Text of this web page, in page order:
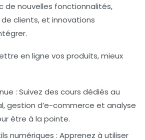
de nouvelles fonctionnalités,
clients, et innovations
en ligne vos produits, mieux
: Suivez des cours dédiés au
gestion d’e-commerce et analyse
être à la pointe.
numériques : Apprenez à utiliser